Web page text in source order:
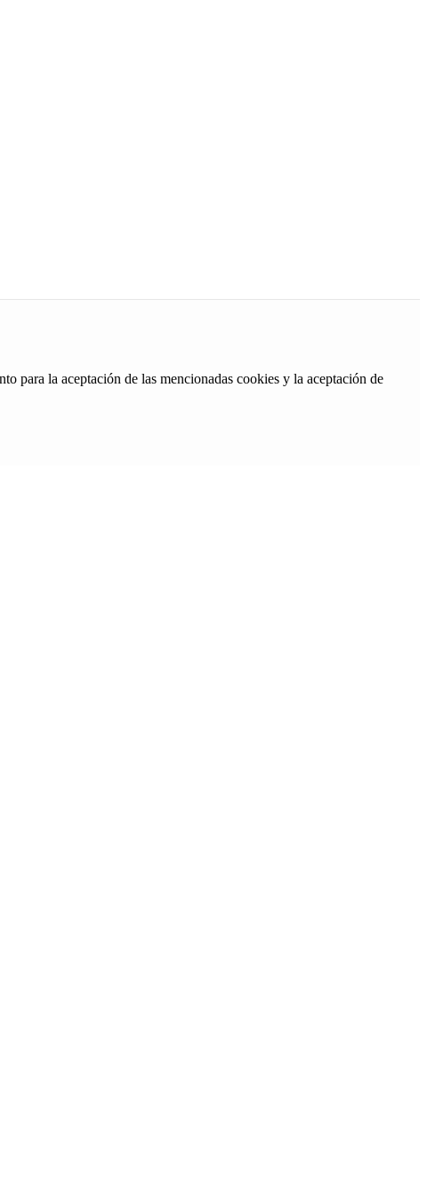
para la aceptación de las mencionadas cookies y la aceptación de